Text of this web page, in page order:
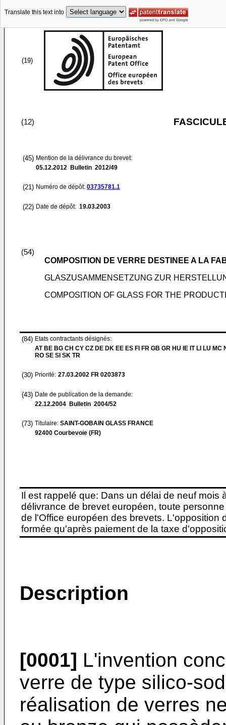
Translate this text into
(19)
(12)
(45) Mention de la délivrance du brevet:
05.12.2012 Bulletin 2012/49
(21) Numéro de dépôt: 03735781.1
(22) Date de dépôt: 19.03.2003
(54)
COMPOSITION DE VERRE DESTINEE A LA
GLASZUSAMMENSETZUNG ZUR
COMPOSITION OF GLASS FOR THE
(84) Etats contractants désignés:
AT BE BG CH CY CZ DE DK EE ES FI FR GB GR HU IE IT LI LU MC
RO SE SI SK TR
(30) Priorité: 27.03.2002 FR 0203873
(43) Date de publication de la demande:
22.12.2004 Bulletin 2004/52
(73) Titulaire: SAINT-GOBAIN GLASS FRANCE
92400 Courbevoie (FR)
Il est rappelé que: Dans un délai de neuf
délivrance de brevet européen, toute
de l'Office européen des brevets. L'opposition
formée qu'après paiement de la taxe
Description
[0001] L'invention
verre de type silico-
réalisation de verres